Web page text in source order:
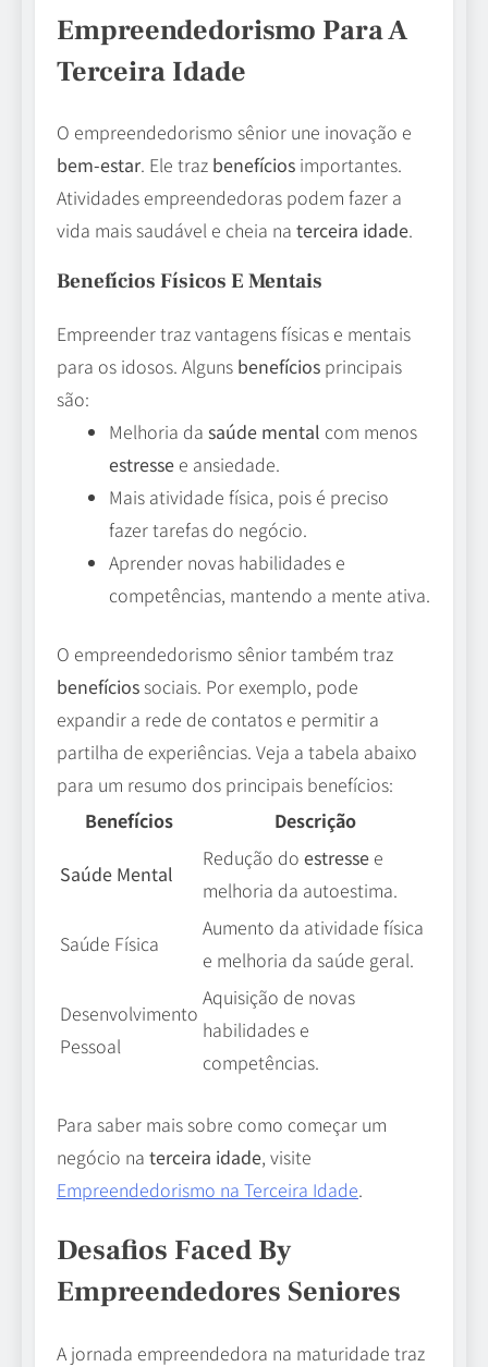
Empreendedorismo Para A
Terceira Idade
O empreendedorismo sênior une inovação e
bem-estar. Ele traz benefícios importantes.
Atividades empreendedoras podem fazer a
vida mais saudável e cheia na terceira idade.
Benefícios Físicos E Mentais
Empreender traz vantagens físicas e mentais
para os idosos. Alguns benefícios principais
são:
Melhoria da saúde mental com menos
estresse e ansiedade.
Mais atividade física, pois é preciso
fazer tarefas do negócio.
Aprender novas habilidades e
competências, mantendo a mente ativa.
O empreendedorismo sênior também traz
benefícios sociais. Por exemplo, pode
expandir a rede de contatos e permitir a
partilha de experiências. Veja a tabela abaixo
para um resumo dos principais benefícios:
Benefícios
Descrição
Saúde Mental
Redução do estresse e
melhoria da autoestima.
Saúde Física
Aumento da atividade física
e melhoria da saúde geral.
Desenvolvimento
Pessoal
Aquisição de novas
habilidades e
competências.
Para saber mais sobre como começar um
negócio na terceira idade, visite
Empreendedorismo na Terceira Idade.
Desafios Faced By
Empreendedores Seniores
A jornada empreendedora na maturidade traz